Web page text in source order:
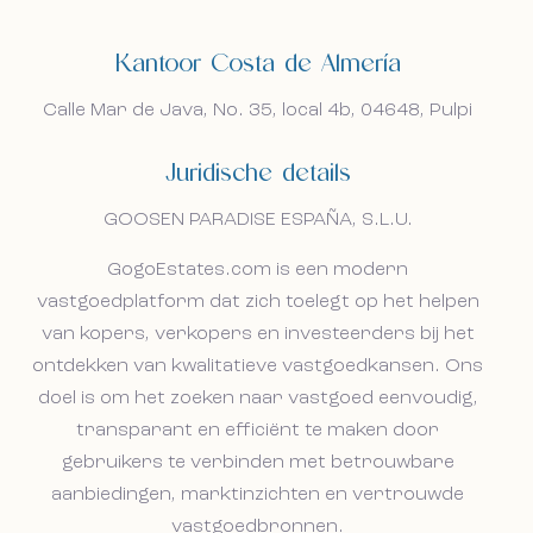
Onze aanbiedingen
Over ons
Onze aanpak
Bekijk excursies
Wilt u graag dat wij u opbellen? Laat uw gegevens
op. Samen starten we uw zoektocht naar uw
Wilt u graag dat wij u opbellen? Laat uw gegevens
op. Samen starten we uw zoektocht naar uw
Kantoor Costa de Almería
Calle Mar de Java, No. 35, local 4b, 04648, Pulpi
Juridische details
GOOSEN PARADISE ESPAÑA, S.L.U.
GogoEstates.com is een modern
vastgoedplatform dat zich toelegt op het helpen
van kopers, verkopers en investeerders bij het
ontdekken van kwalitatieve vastgoedkansen. Ons
doel is om het zoeken naar vastgoed eenvoudig,
transparant en efficiënt te maken door
gebruikers te verbinden met betrouwbare
aanbiedingen, marktinzichten en vertrouwde
vastgoedbronnen.